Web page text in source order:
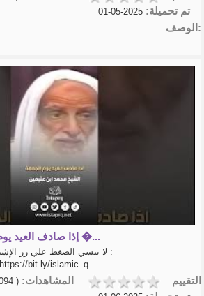
تم تحميلة: 2025-05-01
الوصف:
إذا صادف العيد يوم �...
لا تنسي الصغط علي زر الإشتراك :
https://bit.ly/islamic_q...
التقييم المشاهدات: ( 145094 )